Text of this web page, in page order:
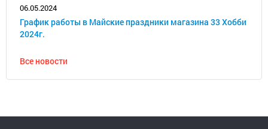
06.05.2024
График работы в Майские праздники магазина 33 Хобби
2024г.
Все новости